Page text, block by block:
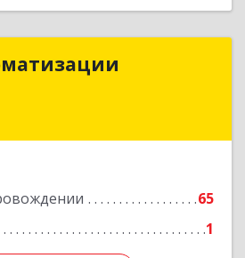
65
1
автоматизации
Подробнее